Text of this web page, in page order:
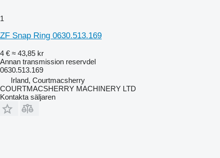
1
ZF Snap Ring 0630.513.169
4 € ≈ 43,85 kr
Annan transmission reservdel
0630.513.169
Irland, Courtmacsherry
COURTMACSHERRY MACHINERY LTD
Kontakta säljaren